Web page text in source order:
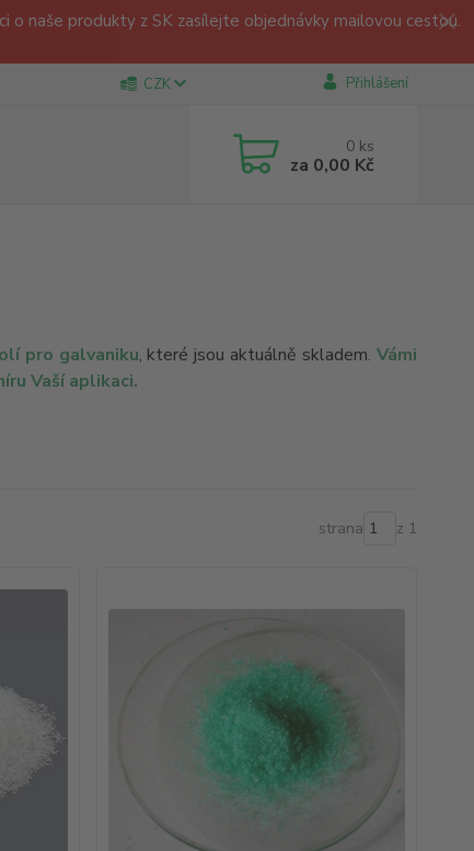
o naše produkty z SK zasílejte objednávky mailovou cestou.
CZK Přihlášení
0 ks
za 0,00 Kč
pro galvaniku, které jsou aktuálně skladem. Vámi
Vaší aplikaci.
strana z 1